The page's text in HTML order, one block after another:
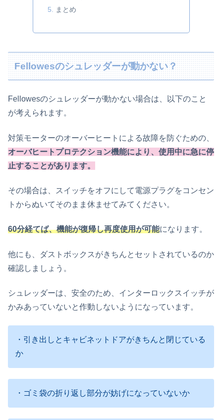
まとめ
Fellowesのシュレッダーが動かない？
Fellowesのシュレッダーが動かない場合は、以下のこと
が考えられます。
対策モーターのオーバーヒートによる故障を防ぐための、
オーバヒートプロテクション機能により、使用中に急に停
止することがあります。
その場合は、スイッチをオフにして電源プラグをコンセン
トからぬいてそのまま休ませてみてください。
60分経てば、機能が復帰し再度使用が可能になります。
他にも、ダストボックスがきちんとセットされているのか
確認しましょう。
シュレッダーは、安全のため、インターロックスイッチが
かみあっていないと作動しないようになっています。
・引き出しとキャビネットドアがきちんと閉じている
か
・ゴミ袋の折り返し部分が妨げになっていないか